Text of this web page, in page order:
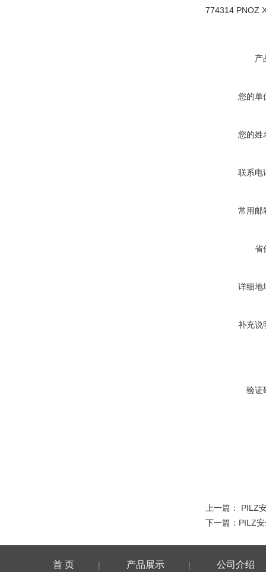
774314 PNOZ
产
您的单
您的姓
联系电
常用邮
省
详细地
补充说
验证
上一篇： PILZ
下一篇： PILZ
首 页 | 产品展示 | 公司介绍